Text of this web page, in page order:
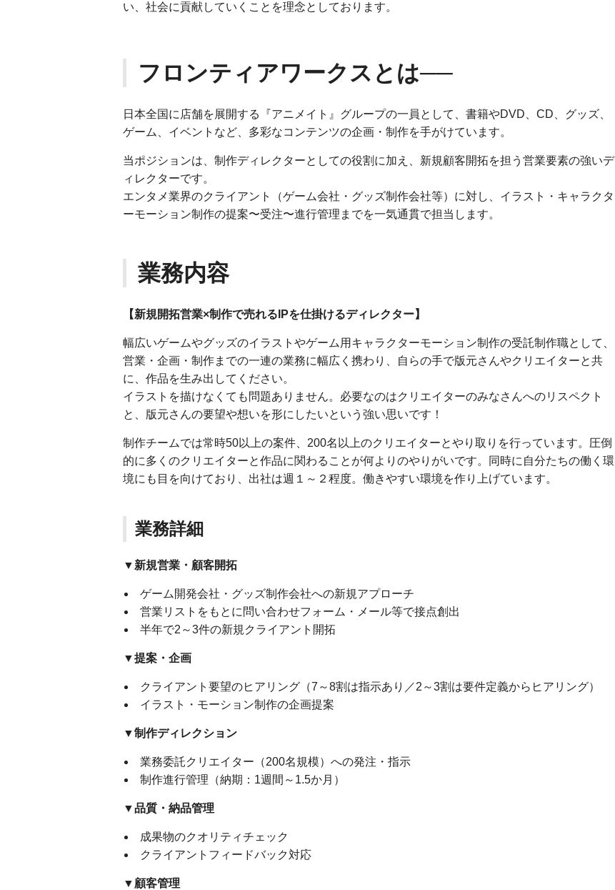
い、社会に貢献していくことを理念としております。
フロンティアワークスとは──
日本全国に店舗を展開する『アニメイト』グループの一員として、書籍やDVD、CD、グッズ、
ゲーム、イベントなど、多彩なコンテンツの企画・制作を手がけています。
当ポジションは、制作ディレクターとしての役割に加え、新規顧客開拓を担う営業要素の強いデ
ィレクターです。
エンタメ業界のクライアント（ゲーム会社・グッズ制作会社等）に対し、イラスト・キャラクタ
ーモーション制作の提案〜受注〜進行管理までを一気通貫で担当します。
業務内容
【新規開拓営業×制作で売れるIPを仕掛けるディレクター】
幅広いゲームやグッズのイラストやゲーム用キャラクターモーション制作の受託制作職として、
営業・企画・制作までの一連の業務に幅広く携わり、自らの手で版元さんやクリエイターと共
に、作品を生み出してください。
イラストを描けなくても問題ありません。必要なのはクリエイターのみなさんへのリスペクト
と、版元さんの要望や想いを形にしたいという強い思いです！
制作チームでは常時50以上の案件、200名以上のクリエイターとやり取りを行っています。圧倒
的に多くのクリエイターと作品に関わることが何よりのやりがいです。同時に自分たちの働く環
境にも目を向けており、出社は週１～２程度。働きやすい環境を作り上げています。
業務詳細
▼新規営業・顧客開拓
ゲーム開発会社・グッズ制作会社への新規アプローチ
営業リストをもとに問い合わせフォーム・メール等で接点創出
半年で2～3件の新規クライアント開拓
▼提案・企画
クライアント要望のヒアリング（7～8割は指示あり／2～3割は要件定義からヒアリング）
イラスト・モーション制作の企画提案
▼制作ディレクション
業務委託クリエイター（200名規模）への発注・指示
制作進行管理（納期：1週間～1.5か月）
▼品質・納品管理
成果物のクオリティチェック
クライアントフィードバック対応
▼顧客管理